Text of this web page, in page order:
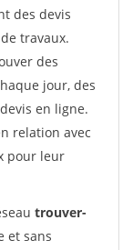
des devis
travaux.
des
jour, des
en ligne.
relation avec
pour leur
trouver-
et sans